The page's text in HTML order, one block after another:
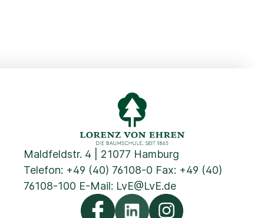
Maldfeldstr. 4 | 21077 Hamburg
Telefon: +49 (40) 76108-0 Fax: +49 (40)
76108-100 E-Mail: LvE@LvE.de